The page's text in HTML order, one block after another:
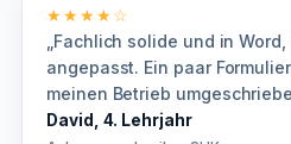
★★★★☆
„Fachlich solide und in
angepasst. Ein paar
meinen Betrieb
David, 4. Lehrjahr